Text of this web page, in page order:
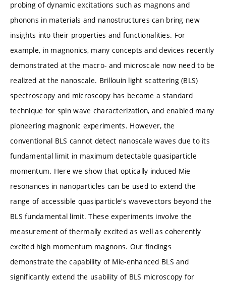
probing of dynamic excitations such as magnons and
phonons in materials and nanostructures can bring new
insights into their properties and functionalities. For
example, in magnonics, many concepts and devices recently
demonstrated at the macro- and microscale now need to be
realized at the nanoscale. Brillouin light scattering (BLS)
spectroscopy and microscopy has become a standard
technique for spin wave characterization, and enabled many
pioneering magnonic experiments. However, the
conventional BLS cannot detect nanoscale waves due to its
fundamental limit in maximum detectable quasiparticle
momentum. Here we show that optically induced Mie
resonances in nanoparticles can be used to extend the
range of accessible quasiparticle's wavevectors beyond the
BLS fundamental limit. These experiments involve the
measurement of thermally excited as well as coherently
excited high momentum magnons. Our findings
demonstrate the capability of Mie-enhanced BLS and
significantly extend the usability of BLS microscopy for